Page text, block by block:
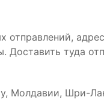
Доставить туда
Молдавии, Шри-